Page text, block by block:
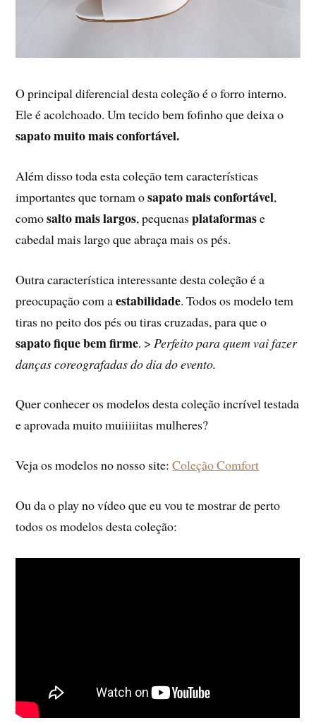
O principal diferencial desta coleção é o forro interno.
Ele é acolchoado. Um tecido bem fofinho que deixa o
sapato muito mais confortável.
Além disso toda esta coleção tem características
importantes que tornam osapato mais confortável,
comosalto mais largos, pequenasplataformase
cabedal mais largo que abraça mais os pés.
Outra característica interessante desta coleção é a
preocupação com aestabilidade. Todos os modelo tem
tiras no peito dos pés ou tiras cruzadas, para que o
sapato fique bem firme. > Perfeito para quem vai fazer
danças coreografadas do dia do evento.
Quer conhecer os modelos desta coleção incrível testada
e aprovada muito muiiiiitas mulheres?
Veja os modelos no nosso site:Coleção Comfort
Ou da o play no vídeo que eu vou te mostrar de perto
todos os modelos desta coleção: